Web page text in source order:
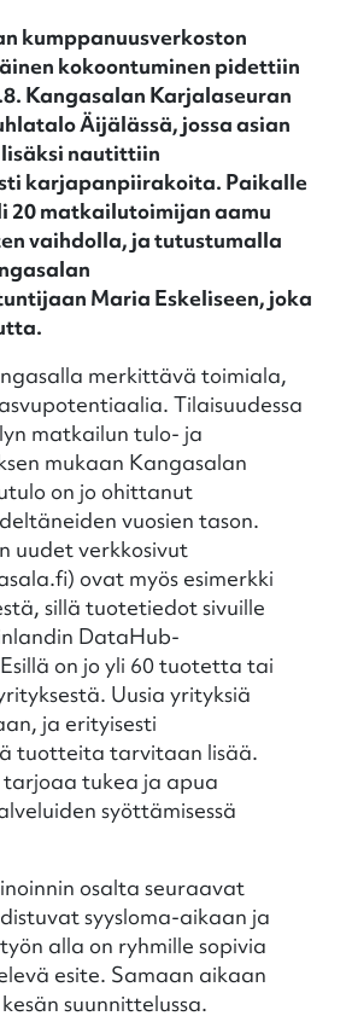
kumppanuusverkoston
kokoontuminen pidettiin
Kangasalan Karjalaseuran
Äijälässä, jossa asian
nautittiin
karjapanpiirakoita. Paikalle
20 matkailutoimijan aamu
vaihdolla, ja tutustumalla
Maria Eskeliseen, joka
merkittävä toimiala,
Tilaisuudessa
matkailun tulo- ja
mukaan Kangasalan
on jo ohittanut
vuosien tason.
uudet verkkosivut
ovat myös esimerkki
sillä tuotetiedot sivuille
DataHub-
on jo yli 60 tuotetta tai
Uusia yrityksiä
ja erityisesti
tuotteita tarvitaan lisää.
tukea ja apua
syöttämisessä
osalta seuraavat
syysloma-aikaan ja
alla on ryhmille sopivia
esite. Samaan aikaan
suunnittelussa.